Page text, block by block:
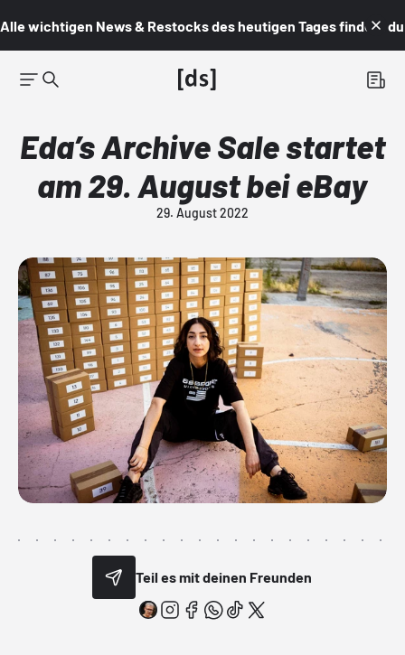
Alle wichtigen News & Restocks des heutigen Tages findest du
Eda’s Archive Sale startet
am 29. August bei eBay
29. August 2022
Teil es mit deinen Freunden